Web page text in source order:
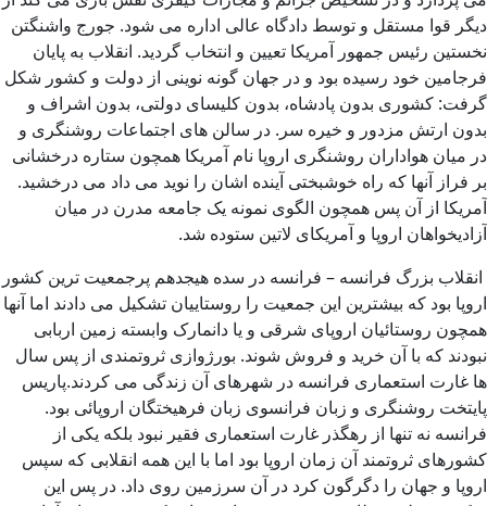
دیگر قوا مستقل و توسط دادگاه عالی اداره می شود. جورج واشنگتن
نخستین رئیس جمهور آمریکا تعیین و انتخاب گردید. انقلاب به پایان
فرجامین خود رسیده بود و در جهان گونه نوینی از دولت و کشور شکل
گرفت: کشوری بدون پادشاه، بدون کلیسای دولتی، بدون اشراف و
بدون ارتش مزدور و خیره سر. در سالن های اجتماعات روشنگری و
در میان هواداران روشنگری اروپا نام آمریکا همچون ستاره درخشانی
بر فراز آنها که راه خوشبختی آینده اشان را نوید می داد می درخشید.
آمریکا از آن پس همچون الگوی نمونه یک جامعه مدرن در میان
آزادیخواهان اروپا و آمریکای لاتین ستوده شد.
انقلاب بزرگ فرانسه – فرانسه در سده هیجدهم پرجمعیت ترین کشور
اروپا بود که بیشترین این جمعیت را روستاییان تشکیل می دادند اما آنها
همچون روستائیان اروپای شرقی و یا دانمارک وابسته زمین اربابی
نبودند که با آن خرید و فروش شوند. بورژوازی ثروتمندی از پس سال
ها غارت استعماری فرانسه در شهرهای آن زندگی می کردند.پاریس
پایتخت روشنگری و زبان فرانسوی زبان فرهیختگان اروپائی بود.
فرانسه نه تنها از رهگذر غارت استعماری فقیر نبود بلکه یکی از
کشورهای ثروتمند آن زمان اروپا بود اما با این همه انقلابی که سپس
اروپا و جهان را دگرگون کرد در آن سرزمین روی داد. در پس این